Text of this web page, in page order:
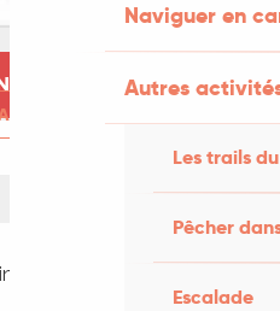
Naviguer en
Autres
Les trails
Pêcher
Escalade
TERMINÉ
Alain Kingler !